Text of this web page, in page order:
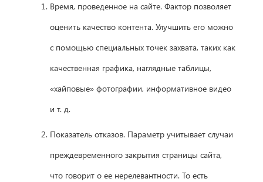
Время, проведенное на сайте. Фактор позволяет
оценить качество контента. Улучшить его можно
с помощью специальных точек захвата, таких как
качественная графика, наглядные таблицы,
«хайповые» фотографии, информативное видео
и т. д.
Показатель отказов. Параметр учитывает случаи
преждевременного закрытия страницы сайта,
что говорит о ее нерелевантности. То есть